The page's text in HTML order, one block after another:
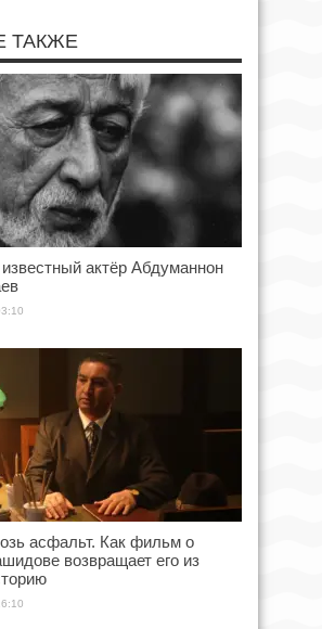
ТАКЖЕ
актёр Абдуманнон
асфальт. Как фильм о
возвращает его из